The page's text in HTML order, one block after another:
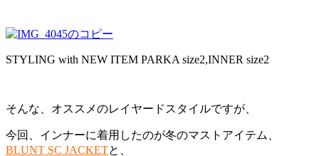
STYLING with NEW ITEM PARKA size2,INNER size2
そんな、オススメのレイヤードスタイルですが、
今回、インナーに着用したのが冬のマストアイテム、
BLUNT SC JACKETと、